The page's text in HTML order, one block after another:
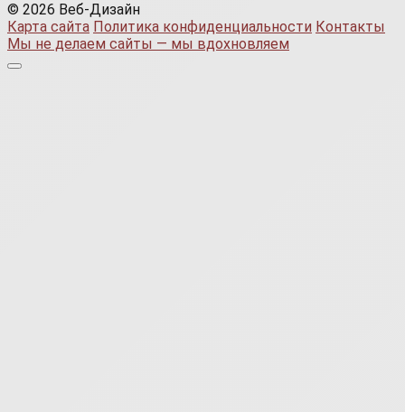
© 2026 Веб-Дизайн
Карта сайта Политика конфиденциальности Контакты
Мы не делаем сайты — мы вдохновляем